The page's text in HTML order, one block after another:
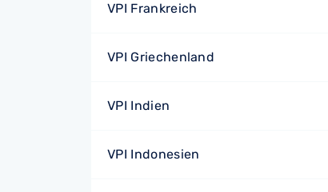
VPI Frankreich
VPI Griechenland
VPI Indien
VPI Indonesien